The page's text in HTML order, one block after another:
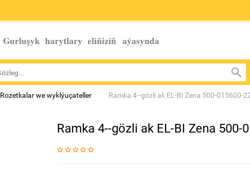
Gurluşyk harytlary eliňiziň aýasynda
Rozetkalar we wyklýuçateller Ramka 4--gözli ak EL-BI Zena 500-015600-
Ramka 4--gözli ak EL-BI Zena 500-